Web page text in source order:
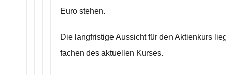
Euro stehen.
Die langfristige Aussicht für den Aktienkurs
fachen des aktuellen Kurses.